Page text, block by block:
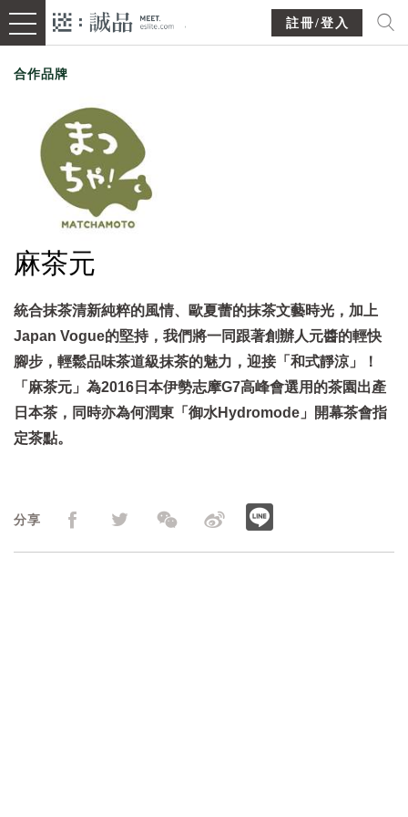
註冊/登入
合作品牌
麻茶元
統合抹茶清新純粹的風情、歐夏蕾的抹茶文藝時光，加上
Japan Vogue的堅持，我們將一同跟著創辦人元醬的輕快
腳步，輕鬆品味茶道級抹茶的魅力，迎接「和式靜涼」！
「麻茶元」為2016日本伊勢志摩G7高峰會選用的茶園出產
日本茶，同時亦為何潤東「御水Hydromode」開幕茶會指
定茶點。
分享